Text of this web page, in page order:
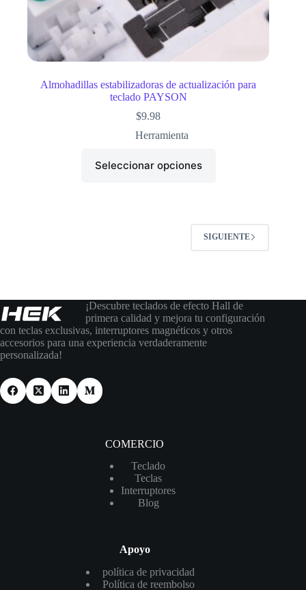
Almohadillas estabilizadoras de actualización para
teclado PAYSON
$9.98
Herramienta
Seleccionar opciones
SIGUIENTE
¡Descubre teclados de efecto Hall de
primera calidad y mejora tu configuración
con teclas exclusivas, interruptores magnéticos y otros
accesorios para una experiencia verdaderamente
personalizada!
COMERCIO
Teclado
Teclas
Interruptores
Blog
Apoyo
política de privacidad
Política de reembolso